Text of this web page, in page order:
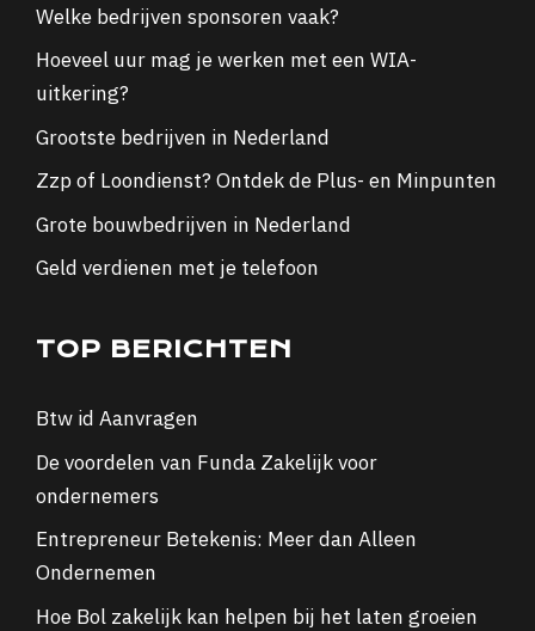
Welke bedrijven sponsoren vaak?
Hoeveel uur mag je werken met een WIA-
uitkering?
Grootste bedrijven in Nederland
Zzp of Loondienst? Ontdek de Plus- en Minpunten
Grote bouwbedrijven in Nederland
Geld verdienen met je telefoon
TOP BERICHTEN
Btw id Aanvragen
De voordelen van Funda Zakelijk voor
ondernemers
Entrepreneur Betekenis: Meer dan Alleen
Ondernemen
Hoe Bol zakelijk kan helpen bij het laten groeien